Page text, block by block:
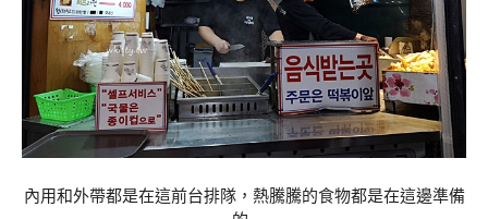
內用和外帶都是在這前台排隊，熱騰騰的食物都是在這邊準備